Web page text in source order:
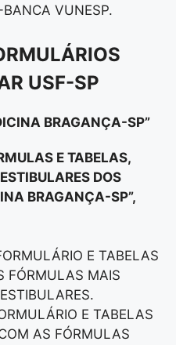
VUNESP.
USF-SP
BRAGANÇA-SP”
E TABELAS,
DOS
BRAGANÇA-SP”,
E TABELAS
FÓRMULAS MAIS
E TABELAS
AS FÓRMULAS